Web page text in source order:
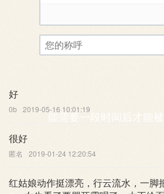
评论审核已启用。您的评
能需要一段时间后才能
示。
好
0b 2019-05-16 10:01:19
很好
匿名 2019-01-24 12:20:54
红姑娘动作挺漂亮，行云流水，一脚